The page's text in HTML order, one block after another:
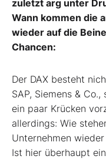
zuletzt arg unter
Wann kommen die
wieder auf die
Chancen:
Der DAX besteht
SAP, Siemens &
ein paar Krücken
allerdings: Wie
Unternehmen
Ist hier überhaupt